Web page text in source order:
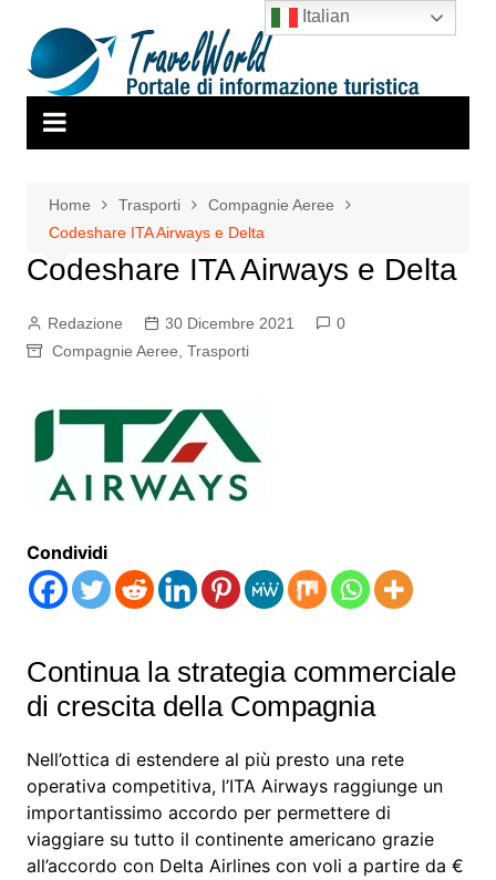
contenuto
Home Trasporti
Compagnie Aeree
Codeshare ITA Airways e Delta
Codeshare ITA Airways e Delta
Redazione 30 Dicembre 2021
0
Compagnie Aeree Trasporti
Condividi
Continua la strategia commerciale
di crescita della Compagnia
Nell’ottica di estendere al più presto una rete
operativa competitiva, l’ITA Airways raggiunge un
importantissimo accordo per permettere di
viaggiare su tutto il continente americano grazie
all’accordo con Delta Airlines con voli a partire da €
Italian